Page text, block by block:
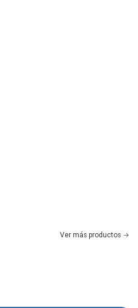
Ver más productos